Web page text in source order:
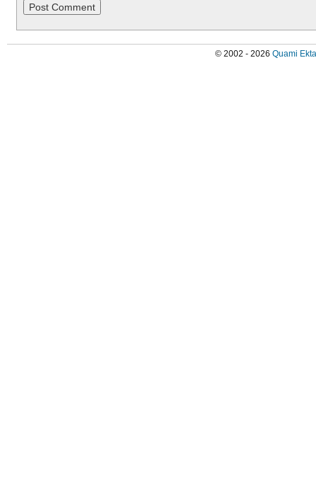
© 2002 - 2026 Quami